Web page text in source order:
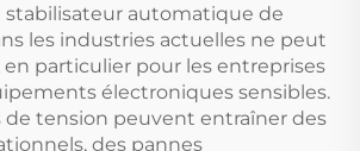
automatique de
les industries actuelles ne peut
particulier pour les entreprises
électroniques sensibles.
tension peuvent entraîner des
des pannes